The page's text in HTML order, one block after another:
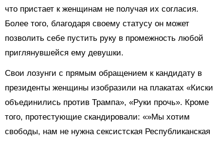
что пристает к женщинам не получая их согласия.
Более того, благодаря своему статусу он может
позволить себе пустить руку в промежность любой
приглянувшейся ему девушки.
Свои лозунги с прямым обращением к кандидату в
президенты женщины изобразили на плакатах «Киски
объединились против Трампа», «Руки прочь». Кроме
того, протестующие скандировали: «»Мы хотим
свободы, нам не нужна сексистская Республиканская